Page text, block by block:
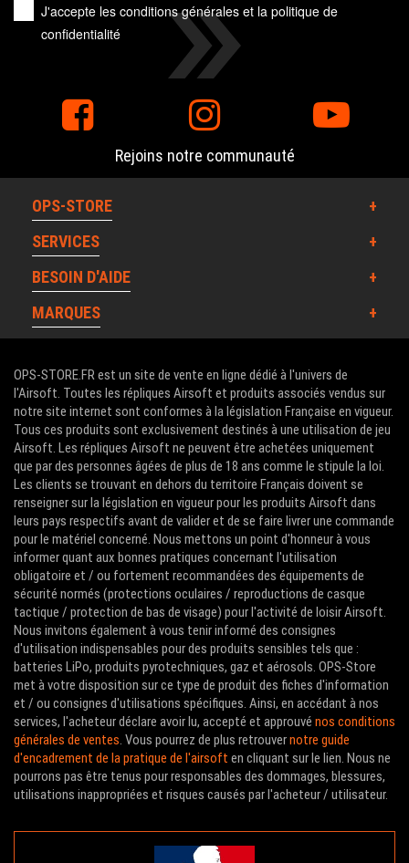
J'accepte lesconditions générales et lapolitique de
confidentialité
Rejoins notre communauté
OPS-STORE
SERVICES
BESOIN D'AIDE
MARQUES
OPS-STORE.FR est un site de vente en ligne dédié à l'univers de
l'Airsoft. Toutes les répliques Airsoft et produits associés vendus sur
notre site internet sont conformes à la législation Française en vigueur.
Tous ces produits sont exclusivement destinés à une utilisation de jeu
Airsoft. Les répliques Airsoft ne peuvent être achetées uniquement
que par des personnes âgées de plus de 18 ans comme le stipule la loi.
Les clients se trouvant en dehors du territoire Français doivent se
renseigner sur la législation en vigueur pour les produits Airsoft dans
leurs pays respectifs avant de valider et de se faire livrer une commande
pour le matériel concerné. Nous mettons un point d'honneur à vous
informer quant aux bonnes pratiques concernant l'utilisation
obligatoire et / ou fortement recommandées des équipements de
sécurité normés (protections oculaires / reproductions de casque
tactique / protection de bas de visage) pour l'activité de loisir Airsoft.
Nous invitons également à vous tenir informé des consignes
d'utilisation indispensables pour des produits sensibles tels que :
batteries LiPo, produits pyrotechniques, gaz et aérosols. OPS-Store
met à votre disposition sur ce type de produit des fiches d'information
et / ou consignes d'utilisations spécifiques. Ainsi, en accédant à nos
services, l'acheteur déclare avoir lu, accepté et approuvé nos conditions
générales de ventes. Vous pourrez de plus retrouvernotre guide
d'encadrement de la pratique de l'airsoft en cliquant sur le lien. Nous ne
pourrons pas être tenus pour responsables des dommages, blessures,
utilisations inappropriées et risques causés par l'acheteur / utilisateur.